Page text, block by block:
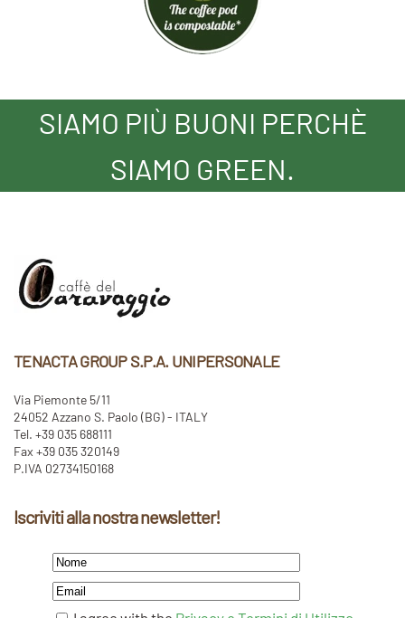
SIAMO PIÙ BUONI PERCHÈ
SIAMO GREEN.
TENACTA GROUP S.P.A. UNIPERSONALE
Via Piemonte 5/11
24052 Azzano S. Paolo (BG) - ITALY
Tel. +39 035 688111
Fax +39 035 320149
P.IVA 02734150168
Iscriviti alla nostra newsletter!